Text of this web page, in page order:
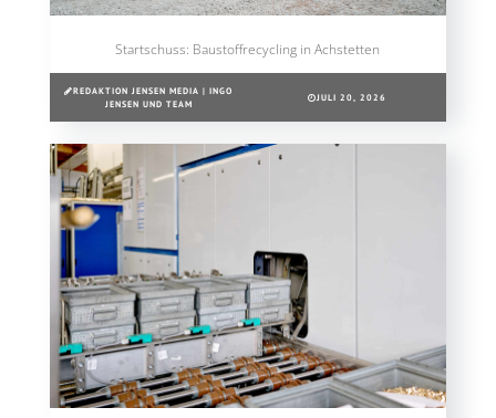
Startschuss: Baustoffrecycling in Achstetten
REDAKTION JENSEN MEDIA | INGO
JENSEN UND TEAM
JULI 20, 2026